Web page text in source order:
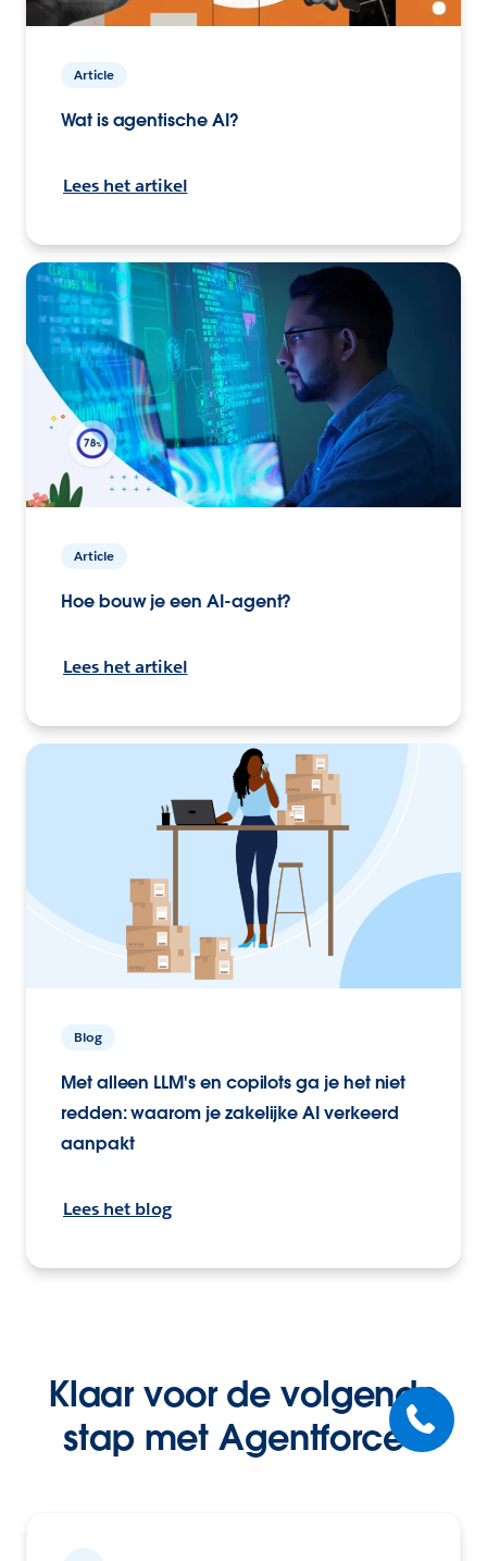
Article
Wat is agentische AI?
Lees het artikel
Article
Hoe bouw je een AI-agent?
Lees het artikel
Blog
Met alleen LLM's en copilots ga je het niet
redden: waarom je zakelijke AI verkeerd
aanpakt
Lees het blog
Klaar voor de volgende
stap met Agentforce?